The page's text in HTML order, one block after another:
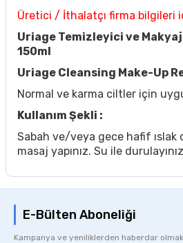
Üretici / İthalatçı firma bilgileri
Uriage Temizleyici ve Makyaj
150ml
Uriage Cleansing Make-Up
Normal ve karma ciltler için
Kullanım Şekli :
Sabah ve/veya gece hafif ıslak
masaj yapınız. Su ile
E-Bülten Aboneliği
Kampanya ve yeniliklerden haberdar